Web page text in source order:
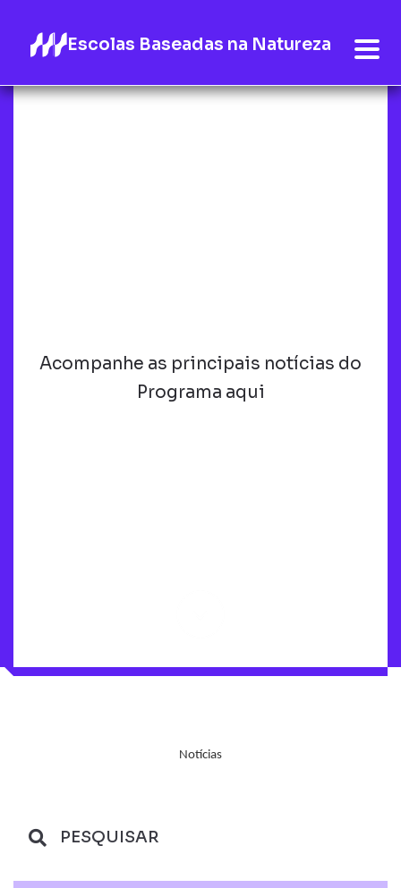
Escolas Baseadas na Natureza
Acompanhe as principais notícias do
Programa aqui
Notícias